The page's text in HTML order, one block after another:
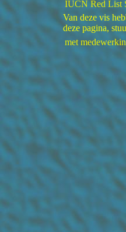
IUCN Red List
Van deze vis
deze pagina,
met